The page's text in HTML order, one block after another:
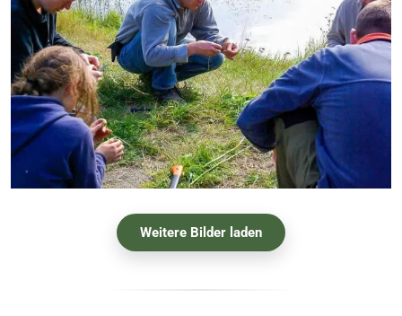
Weitere Bilder laden